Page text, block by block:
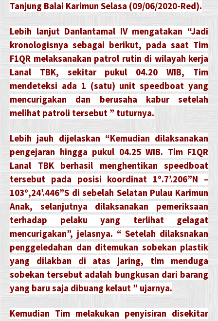
Tanjung Balai Karimun Selasa (09/06/2020-Red).
Lebih lanjut Danlantamal IV mengatakan “Jadi
kronologisnya sebagai berikut, pada saat Tim
F1QR melaksanakan patrol rutin di wilayah kerja
Lanal TBK, sekitar pukul 04.20 WIB, Tim
mendeteksi ada 1 (satu) unit speedboat yang
mencurigakan dan berusaha kabur setelah
melihat patroli tersebut ” tuturnya.
Lebih jauh dijelaskan “Kemudian dilaksanakan
pengejaran hingga pukul 04.25 WIB. Tim F1QR
Lanal TBK berhasil menghentikan speedboat
tersebut pada posisi koordinat 1º.7’.206”N –
103º,24’.446”S di sebelah Selatan Pulau Karimun
Anak, selanjutnya dilaksanakan pemeriksaan
terhadap pelaku yang terlihat gelagat
mencurigakan”, jelasnya. “ Setelah dilaksnakan
penggeledahan dan ditemukan sobekan plastik
yang dilakban di atas jaring, tim menduga
sobekan tersebut adalah bungkusan dari barang
yang baru saja dibuang kelaut ” ujarnya.
Kemudian Tim melakukan penyisiran disekitar